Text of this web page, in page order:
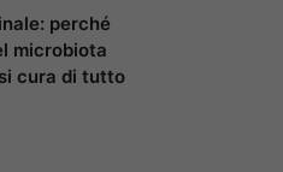
perché
microbiota
cura di tutto